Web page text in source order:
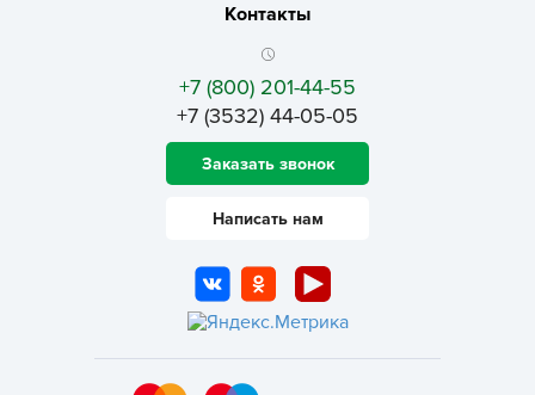
Контакты
+7 (800) 201-44-55
+7 (3532) 44-05-05
Заказать звонок
Написать нам